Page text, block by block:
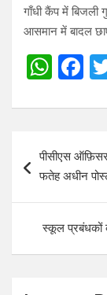
गाँधी कैंप में बिजली
आसमान में बादल
W
at
s
A
p
F
b
o
k
navigation
पीसीएस
फतेह अधीन
स्कूल प्रबंधकों